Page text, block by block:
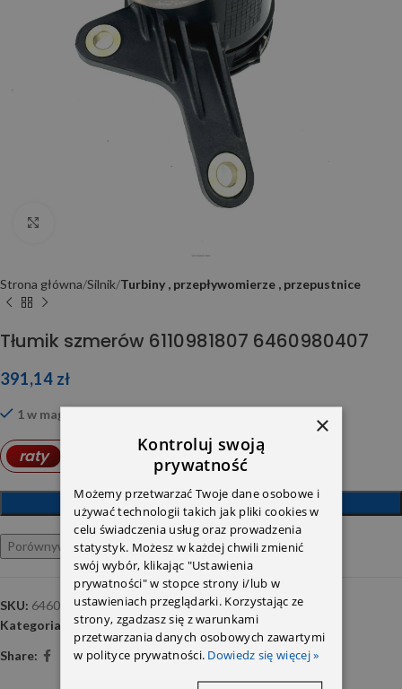
Strona główna Silnik Turbiny , przepływomierze , przepustnice
Tłumik szmerów 6110981807 6460980407
391,14 zł
1 w magazynie
raty PLN
DODAJ DO KOSZYKA
Porównywarka Ulubione
SKU: 6460980407
Kategoria:
Turbiny , przepływomierze , przepustnice
Share:
×
Kontroluj swoją
prywatność
Możemy przetwarzać Twoje dane osobowe i
używać technologii takich jak pliki cookies w
celu świadczenia usług oraz prowadzenia
statystyk. Możesz w każdej chwili zmienić
swój wybór, klikając "Ustawienia
prywatności" w stopce strony i/lub w
ustawieniach przeglądarki. Korzystając ze
strony, zgadzasz się z warunkami
przetwarzania danych osobowych zawartymi
w polityce prywatności. Dowiedz się więcej »